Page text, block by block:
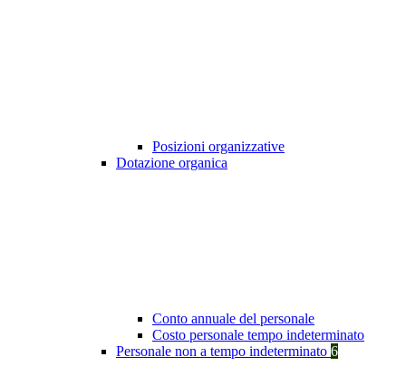
Posizioni organizzative
Dotazione organica
Conto annuale del personale
Costo personale tempo indeterminato
Personale non a tempo indeterminato 6